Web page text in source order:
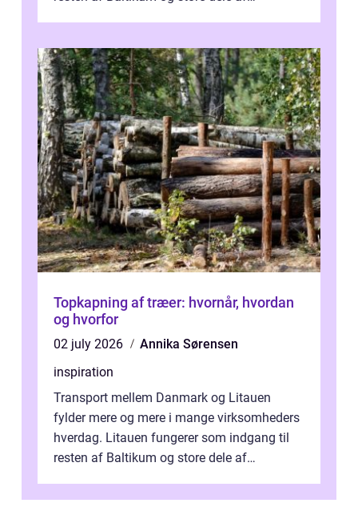
Topkapning af træer: hvornår, hvordan
og hvorfor
02 july 2026
Annika Sørensen
inspiration
Transport mellem Danmark og Litauen
fylder mere og mere i mange virksomheders
hverdag. Litauen fungerer som indgang til
resten af Baltikum og store dele af